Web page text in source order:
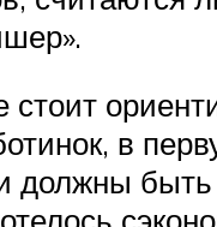
в
должны быть